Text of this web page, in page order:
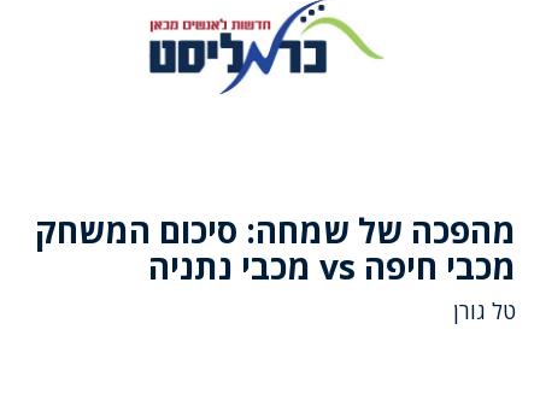
מהפכה של שמחה: סיכום המשחק
מכבי חיפה vs מכבי נתניה
טל גורן